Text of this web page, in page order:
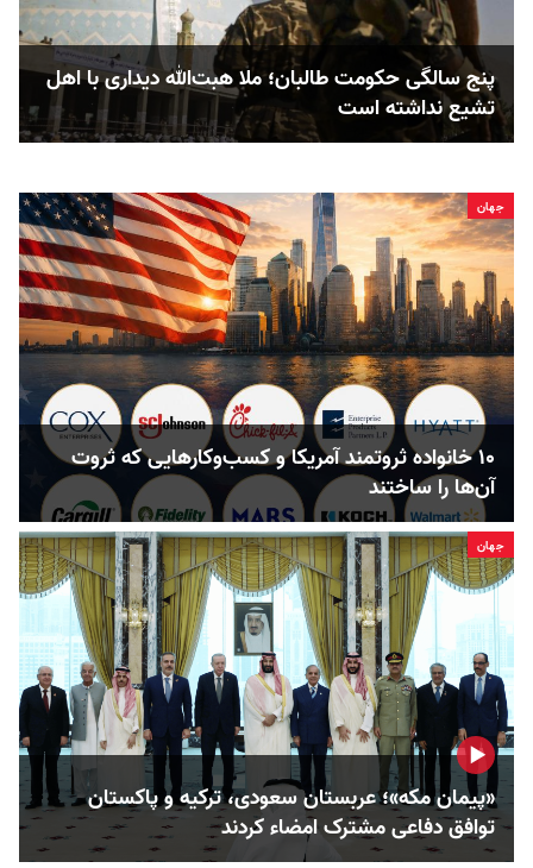
پنج‌ سالگی حکومت طالبان؛ ملا هبت‌الله دیداری با اهل
تشیع نداشته است
جهان
۱۰ خانواده ثروتمند آمریکا و کسب‌وکارهایی که ثروت
آن‌ها را ساختند
جهان
«پیمان مکه»؛ عربستان سعودی، ترکیه و پاکستان
توافق دفاعی مشترک امضاء کردند